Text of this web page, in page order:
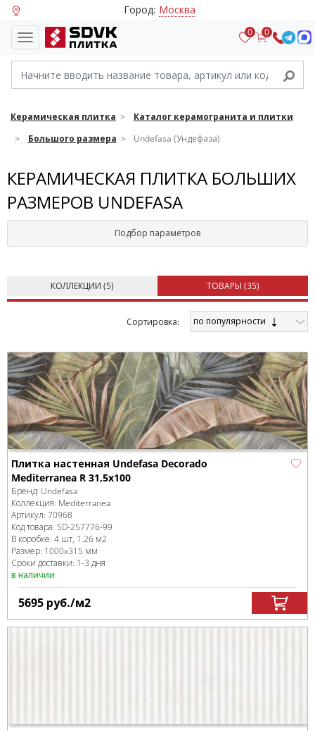
Город: Москва
0 0
Керамическая плитка
Каталог керамогранита и плитки
Большого размера
Undefasa (Ундефаза)
КЕРАМИЧЕСКАЯ ПЛИТКА БОЛЬШИХ
РАЗМЕРОВ UNDEFASA
Подбор параметров
КОЛЛЕКЦИИ (5) ТОВАРЫ (35)
Cортировка: по популярности
Плитка настенная Undefasa Decorado
Mediterranea R 31,5x100
Бренд: Undefasa
Коллекция: Mediterranea
Артикул: 70968
Код товара: SD-257776-99
В коробке: 4 шт, 1.26 м2
Размер: 1000x315 мм
Сроки доставки: 1-3 дня
в наличии
5695 руб./м2